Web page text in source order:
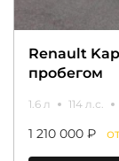
Renault
пробегом
1.6 л 114 л.с.
1 210 000 ₽